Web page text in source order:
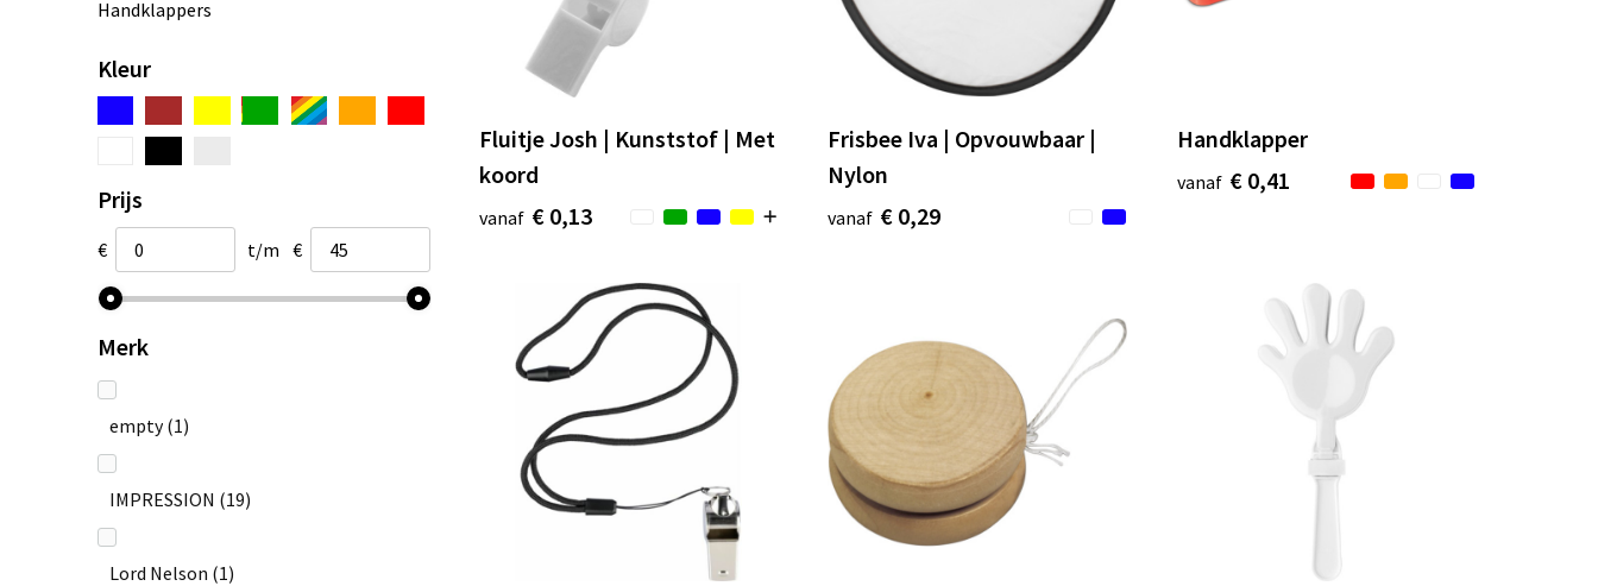
Handklappers
Jongleersets
Sneeuw
Kleur
Prijs
€ t/m €
Merk
empty (1)
IMPRESSION (19)
Lord Nelson (1)
Fluitje Josh | Kunststof | Met
koord
vanaf € 0,13
Frisbee Iva | Opvouwbaar |
Nylon
vanaf € 0,29
Handklapper
vanaf € 0,41